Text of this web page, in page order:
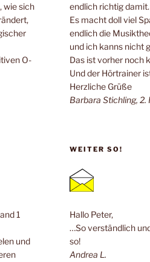
wie sich
O-
1
und
endlich richtig damit.
Es macht doll viel
endlich die
und ich kanns nicht
Das ist vorher noch
Und der Hörtrainer
Herzliche Grüße
Barbara Stichling, 2.
WEITER SO!
Hallo Peter,
…So verständlich
so!
Andrea L.